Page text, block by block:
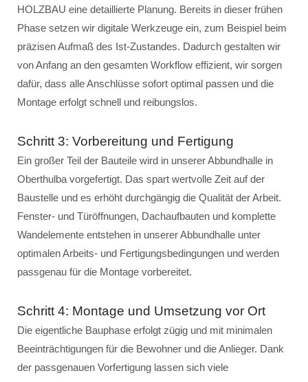
HOLZBAU eine detaillierte Planung. Bereits in dieser frühen
Phase setzen wir digitale Werkzeuge ein, zum Beispiel beim
präzisen Aufmaß des Ist-Zustandes. Dadurch gestalten wir
von Anfang an den gesamten Workflow effizient, wir sorgen
dafür, dass alle Anschlüsse sofort optimal passen und die
Montage erfolgt schnell und reibungslos.
Schritt 3: Vorbereitung und Fertigung
Ein großer Teil der Bauteile wird in unserer Abbundhalle in
Oberthulba vorgefertigt. Das spart wertvolle Zeit auf der
Baustelle und es erhöht durchgängig die Qualität der Arbeit.
Fenster- und Türöffnungen, Dachaufbauten und komplette
Wandelemente entstehen in unserer Abbundhalle unter
optimalen Arbeits- und Fertigungsbedingungen und werden
passgenau für die Montage vorbereitet.
Schritt 4: Montage und Umsetzung vor Ort
Die eigentliche Bauphase erfolgt zügig und mit minimalen
Beeinträchtigungen für die Bewohner und die Anlieger. Dank
der passgenauen Vorfertigung lassen sich viele